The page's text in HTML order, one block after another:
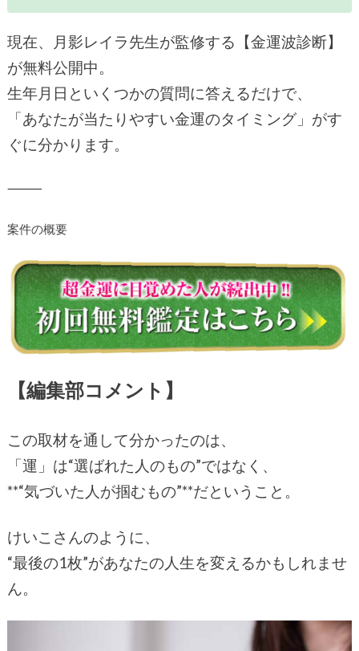
現在、月影レイラ先生が監修する【金運波診断】
が無料公開中。
生年月日といくつかの質問に答えるだけで、
「あなたが当たりやすい金運のタイミング」がす
ぐに分かります。
⸻
案件の概要
【編集部コメント】
この取材を通して分かったのは、
「運」は“選ばれた人のもの”ではなく、
**“気づいた人が掴むもの”**だということ。
けいこさんのように、
“最後の1枚”があなたの人生を変えるかもしれませ
ん。